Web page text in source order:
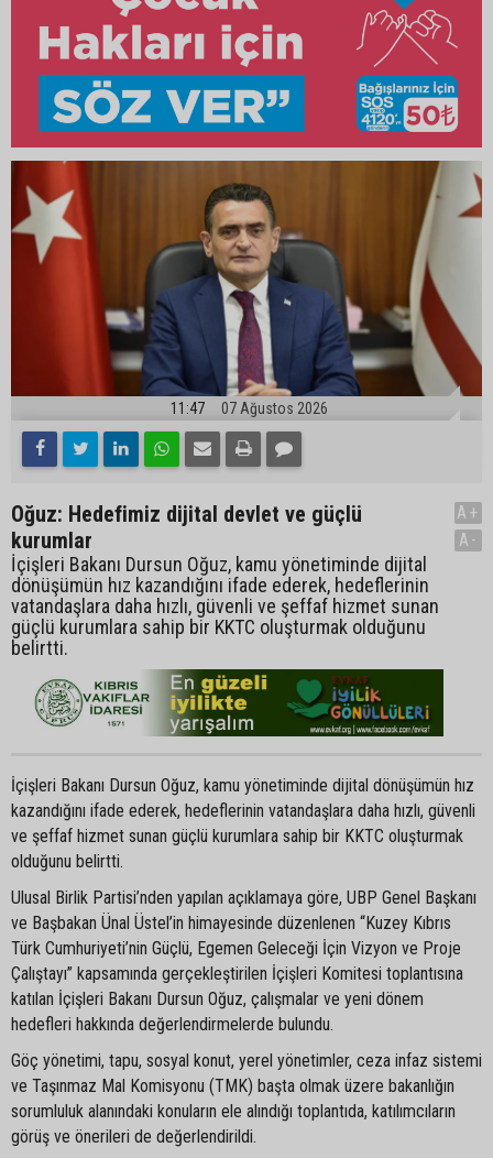
11:47 07 Ağustos 2026
Oğuz: Hedefimiz dijital devlet ve güçlü
kurumlar
İçişleri Bakanı Dursun Oğuz, kamu yönetiminde dijital
dönüşümün hız kazandığını ifade ederek, hedeflerinin
vatandaşlara daha hızlı, güvenli ve şeffaf hizmet sunan
güçlü kurumlara sahip bir KKTC oluşturmak olduğunu
belirtti.
A+
A-
İçişleri Bakanı Dursun Oğuz, kamu yönetiminde dijital dönüşümün hız
kazandığını ifade ederek, hedeflerinin vatandaşlara daha hızlı, güvenli
ve şeffaf hizmet sunan güçlü kurumlara sahip bir KKTC oluşturmak
olduğunu belirtti.
Ulusal Birlik Partisi’nden yapılan açıklamaya göre, UBP Genel Başkanı
ve Başbakan Ünal Üstel’in himayesinde düzenlenen “Kuzey Kıbrıs
Türk Cumhuriyeti’nin Güçlü, Egemen Geleceği İçin Vizyon ve Proje
Çalıştayı” kapsamında gerçekleştirilen İçişleri Komitesi toplantısına
katılan İçişleri Bakanı Dursun Oğuz, çalışmalar ve yeni dönem
hedefleri hakkında değerlendirmelerde bulundu.
Göç yönetimi, tapu, sosyal konut, yerel yönetimler, ceza infaz sistemi
ve Taşınmaz Mal Komisyonu (TMK) başta olmak üzere bakanlığın
sorumluluk alanındaki konuların ele alındığı toplantıda, katılımcıların
görüş ve önerileri de değerlendirildi.